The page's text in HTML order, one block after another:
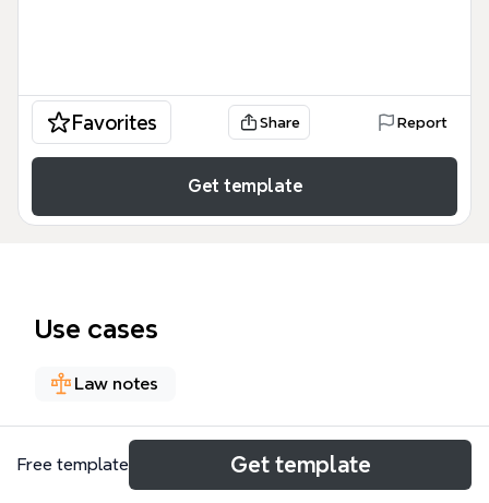
Favorites Share Report
Get template
Use cases
Law notes
About
Free template Get template